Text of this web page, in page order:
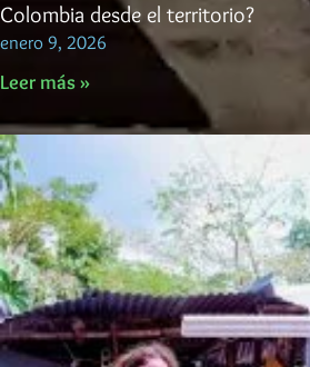
Colombia desde el territorio?
enero 9, 2026
Leer más »